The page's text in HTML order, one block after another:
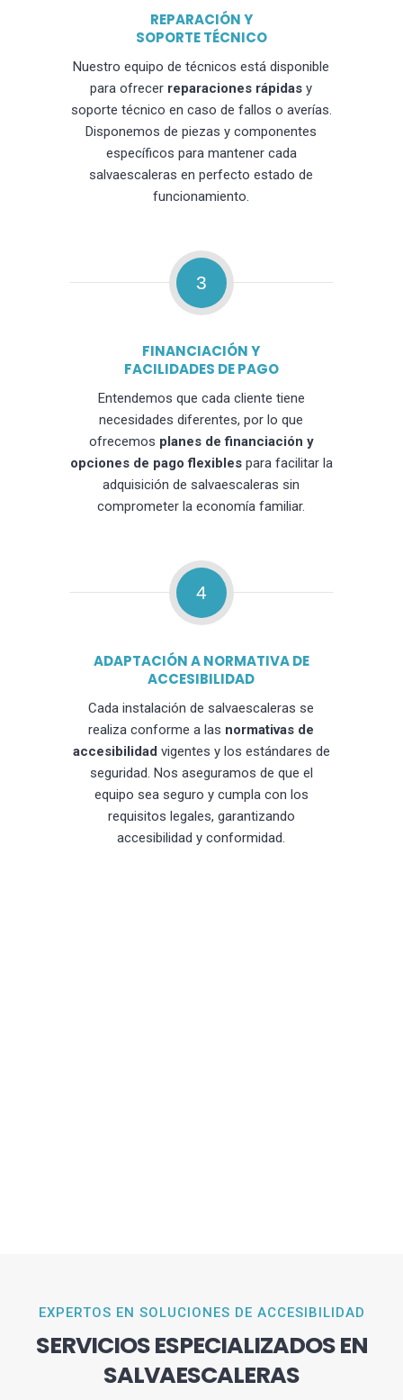
REPARACIÓN Y
SOPORTE TÉCNICO
Nuestro equipo de técnicos está disponible
para ofrecer reparaciones rápidas y
soporte técnico en caso de fallos o averías.
Disponemos de piezas y componentes
específicos para mantener cada
salvaescaleras en perfecto estado de
funcionamiento.
3
FINANCIACIÓN Y
FACILIDADES DE PAGO
Entendemos que cada cliente tiene
necesidades diferentes, por lo que
ofrecemos planes de financiación y
opciones de pago flexiblespara facilitar la
adquisición de salvaescaleras sin
comprometer la economía familiar.
4
ADAPTACIÓN A NORMATIVA DE
ACCESIBILIDAD
Cada instalación de salvaescaleras se
realiza conforme a las normativas de
accesibilidad vigentes y los estándares de
seguridad. Nos aseguramos de que el
equipo sea seguro y cumpla con los
requisitos legales, garantizando
accesibilidad y conformidad.
EXPERTOS EN SOLUCIONES DE ACCESIBILIDAD
SERVICIOS ESPECIALIZADOS EN
SALVAESCALERAS